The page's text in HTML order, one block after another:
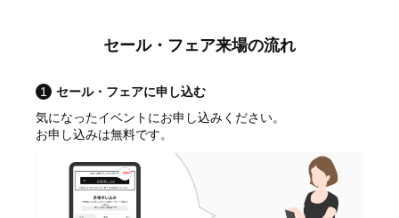
セール・フェア来場の流れ
1
セール・フェアに申し込む
気になったイベントにお申し込みください。
お申し込みは無料です。